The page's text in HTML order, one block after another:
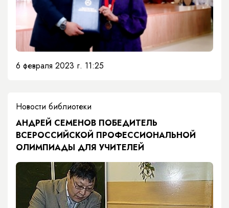
6 февраля 2023 г. 11:25
Новости библиотеки
АНДРЕЙ СЕМЕНОВ ПОБЕДИТЕЛЬ
ВСЕРОССИЙСКОЙ ПРОФЕССИОНАЛЬНОЙ
ОЛИМПИАДЫ ДЛЯ УЧИТЕЛЕЙ